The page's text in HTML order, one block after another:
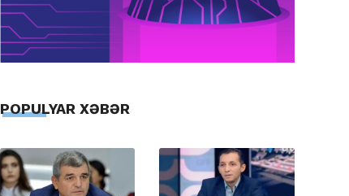
POPULYAR XƏBƏR